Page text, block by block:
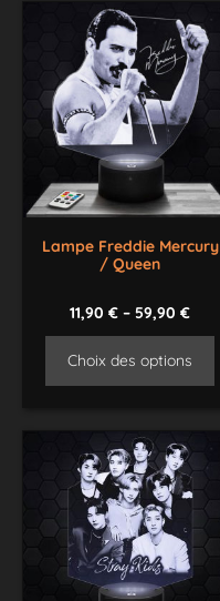
Lampe Freddie Mercury
/ Queen
11,90€ –59,90€
Choix des options